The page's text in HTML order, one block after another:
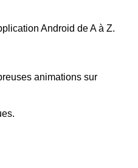
Android de A à Z.
animations sur